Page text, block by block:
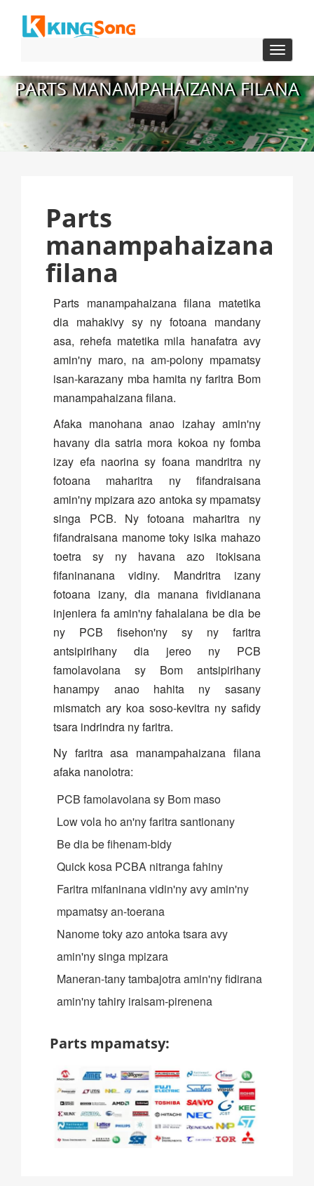
Toggle
PARTS MANAMPAHAIZANA FILANA
Parts
manampahaizana
filana
Parts manampahaizana filana matetika
dia mahakivy sy ny fotoana mandany
asa, rehefa matetika mila hanafatra avy
amin'ny maro, na am-polony mpamatsy
isan-karazany mba hamita ny faritra Bom
manampahaizana filana.
Afaka manohana anao izahay amin'ny
havany dia satria mora kokoa ny fomba
izay efa naorina sy foana mandritra ny
fotoana maharitra ny fifandraisana
amin'ny mpizara azo antoka sy mpamatsy
singa PCB. Ny fotoana maharitra ny
fifandraisana manome toky isika mahazo
toetra sy ny havana azo itokisana
fifaninanana vidiny. Mandritra izany
fotoana izany, dia manana fividianana
injeniera fa amin'ny fahalalana be dia be
ny PCB fisehon'ny sy ny faritra
antsipirihany dia jereo ny PCB
famolavolana sy Bom antsipirihany
hanampy anao hahita ny sasany
mismatch ary koa soso-kevitra ny safidy
tsara indrindra ny faritra.
Ny faritra asa manampahaizana filana
afaka nanolotra:
PCB famolavolana sy Bom maso
Low vola ho an'ny faritra santionany
Be dia be fihenam-bidy
Quick kosa PCBA nitranga fahiny
Faritra mifaninana vidin'ny avy amin'ny
mpamatsy an-toerana
Nanome toky azo antoka tsara avy
amin'ny singa mpizara
Maneran-tany tambajotra amin'ny fidirana
amin'ny tahiry iraisam-pirenena
Parts mpamatsy: